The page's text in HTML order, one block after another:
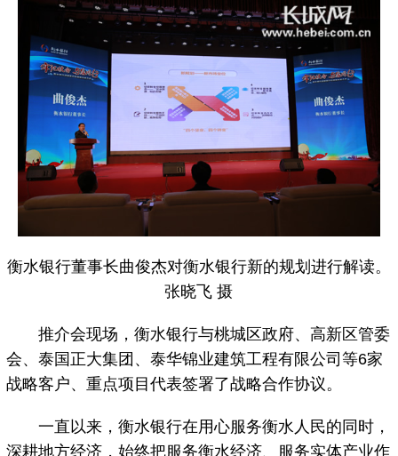
衡水银行董事长曲俊杰对衡水银行新的规划进行解读。
张晓飞 摄
推介会现场，衡水银行与桃城区政府、高新区管委
会、泰国正大集团、泰华锦业建筑工程有限公司等6家
战略客户、重点项目代表签署了战略合作协议。
一直以来，衡水银行在用心服务衡水人民的同时，
深耕地方经济，始终把服务衡水经济、服务实体产业作